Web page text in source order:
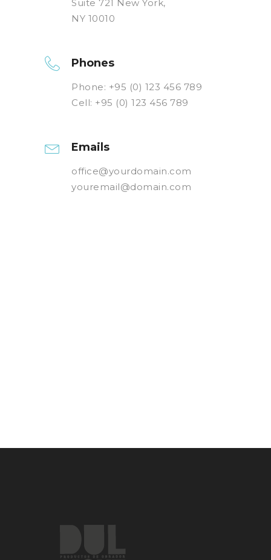
Suite 721 New York,
NY 10010
Phones
Phone: +95 (0) 123 456 789
Cell: +95 (0) 123 456 789
Emails
office@yourdomain.com
youremail@domain.com